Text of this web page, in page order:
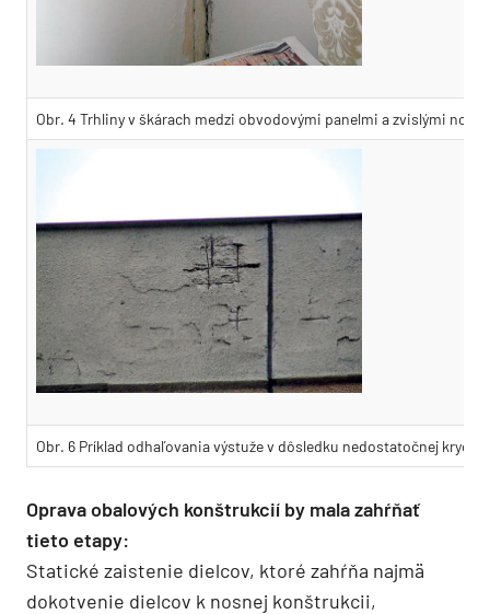
Obr. 4 Trhliny v škárach medzi obvodovými panelmi a zvislými
Obr. 6 Príklad odhaľovania výstuže v dôsledku nedostatočnej krycej
Oprava obalových konštrukcií by mala zahŕňať
tieto etapy:
Statické zaistenie dielcov, ktoré zahŕňa najmä
dokotvenie dielcov k nosnej konštrukcii,